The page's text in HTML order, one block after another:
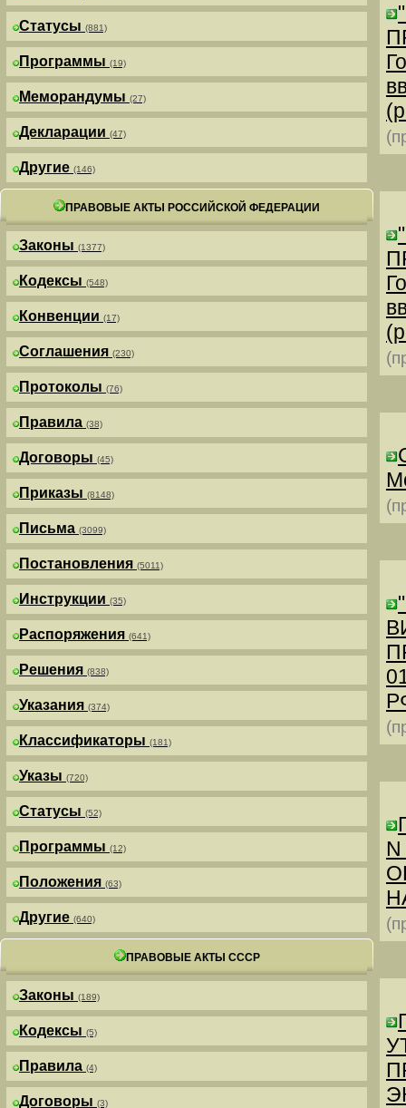
Статусы (881)
Программы (19)
Меморандумы (27)
Декларации (47)
Другие (146)
ПРАВОВЫЕ АКТЫ РОССИЙСКОЙ ФЕДЕРАЦИИ
Законы (1377)
Кодексы (548)
Конвенции (17)
Соглашения (230)
Протоколы (76)
Правила (38)
Договоры (45)
Приказы (8148)
Письма (3099)
Постановления (5011)
Инструкции (35)
Распоряжения (641)
Решения (838)
Указания (374)
Классификаторы (181)
Указы (720)
Статусы (52)
Программы (12)
Положения (63)
Другие (640)
ПРАВОВЫЕ АКТЫ СССР
Законы (189)
Кодексы (5)
Правила (4)
Договоры (3)